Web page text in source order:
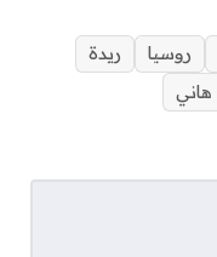
روسيا
ريدة
هاني